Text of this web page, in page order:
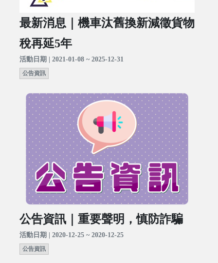
最新消息｜機車汰舊換新減徵貨物
稅再延5年
活動日期 | 2021-01-08 ~ 2025-12-31
公告資訊
公告資訊｜重要聲明，慎防詐騙
活動日期 | 2020-12-25 ~ 2020-12-25
公告資訊